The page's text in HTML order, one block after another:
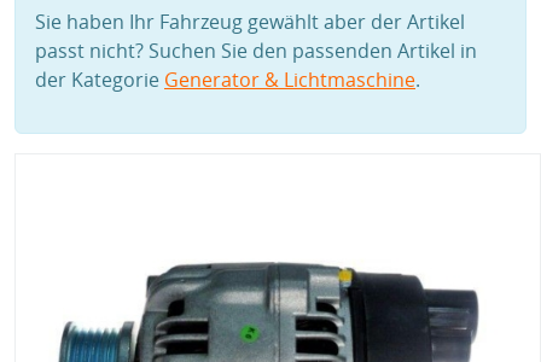
Sie haben Ihr Fahrzeug gewählt aber der Artikel
passt nicht? Suchen Sie den passenden Artikel in
der Kategorie Generator & Lichtmaschine.